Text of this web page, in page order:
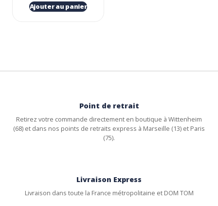
Ajouter au panier
Point de retrait
Retirez votre commande directement en boutique à Wittenheim
(68) et dans nos points de retraits express à Marseille (13) et Paris
(75).
Livraison Express
Livraison dans toute la France métropolitaine et DOM TOM